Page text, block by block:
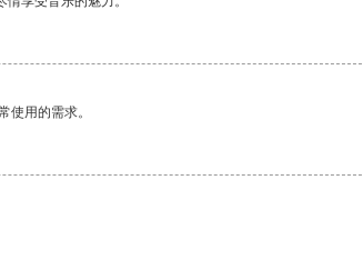
使用的需求。